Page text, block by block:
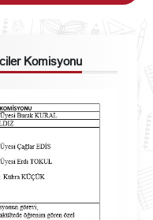
Komisyonu